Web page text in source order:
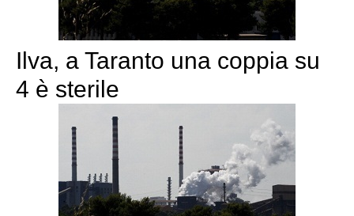
Ilva, a Taranto una coppia su
4 è sterile